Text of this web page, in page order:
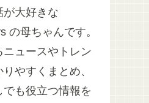
が大好きな
の母ちゃんです。
ュースやトレン
やすくまとめ、
も役立つ情報を